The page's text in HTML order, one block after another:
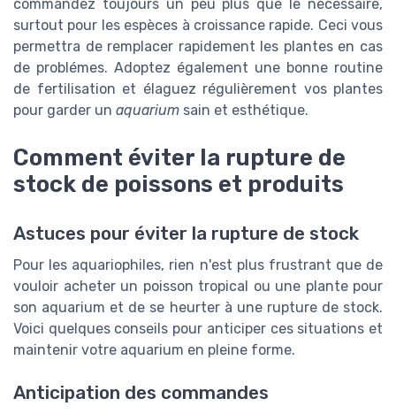
commandez toujours un peu plus que le nécessaire,
surtout pour les espèces à croissance rapide. Ceci vous
permettra de remplacer rapidement les plantes en cas
de problémes. Adoptez également une bonne routine
de fertilisation et élaguez régulièrement vos plantes
pour garder un aquarium sain et esthétique.
Comment éviter la rupture de
stock de poissons et produits
Astuces pour éviter la rupture de stock
Pour les aquariophiles, rien n'est plus frustrant que de
vouloir acheter un poisson tropical ou une plante pour
son aquarium et de se heurter à une rupture de stock.
Voici quelques conseils pour anticiper ces situations et
maintenir votre aquarium en pleine forme.
Anticipation des commandes